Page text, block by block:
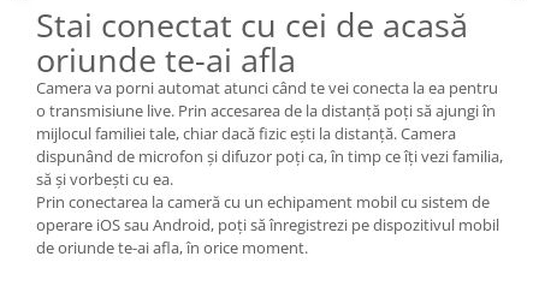
Stai conectat cu cei de acasă
oriunde te-ai afla
Camera va porni automat atunci când te vei conecta la ea pentru
o transmisiune live. Prin accesarea de la distanță poți să ajungi în
mijlocul familiei tale, chiar dacă fizic ești la distanță. Camera
dispunând de microfon și difuzor poți ca, în timp ce îți vezi familia,
să și vorbești cu ea.
Prin conectarea la cameră cu un echipament mobil cu sistem de
operare iOS sau Android, poți să înregistrezi pe dispozitivul mobil
de oriunde te-ai afla, în orice moment.